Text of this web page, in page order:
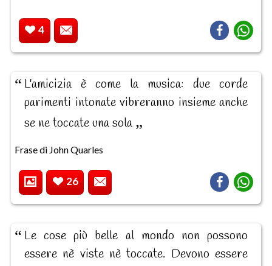
4
L'amicizia è come la musica: due corde
parimenti intonate vibreranno insieme anche
se ne toccate una sola
Frase di John Quarles
26
Le cose più belle al mondo non possono
essere nè viste nè toccate. Devono essere